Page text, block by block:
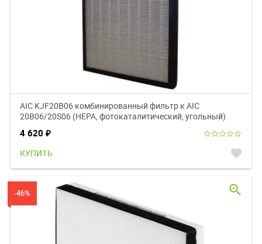
AIC KJF20B06 комбинированный фильтр к AIC
20B06/20S06 (НЕРА, фотокаталитический, угольный)
4 620 ₽
КУПИТЬ favorite
-46% zoom_in